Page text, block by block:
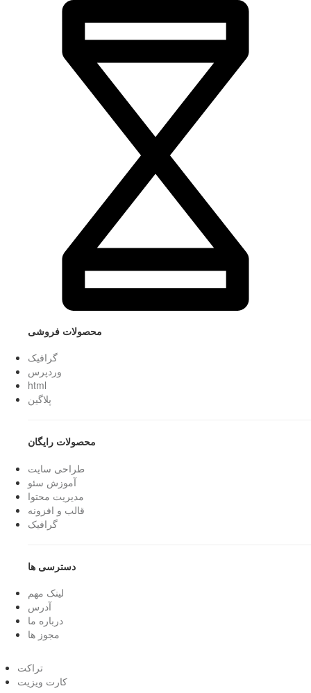
محصولات فروشی
گرافیک
وردپرس
html
پلاگین
محصولات رایگان
طراحی سایت
آموزش سئو
مدیریت محتوا
قالب و افزونه
گرافیک
دسترسی ها
لینک مهم
آدرس
درباره ما
مجوز ها
تراکت
کارت ویزیت